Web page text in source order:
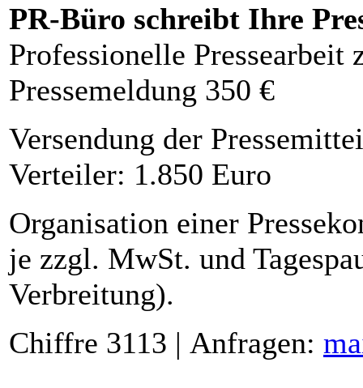
PR-Büro schreibt Ihre
Professionelle Pressearbeit
Pressemeldung 350 €
Versendung der
Verteiler: 1.850 Euro
Organisation einer
je zzgl. MwSt. und
Verbreitung).
Chiffre 3113 | Anfragen: